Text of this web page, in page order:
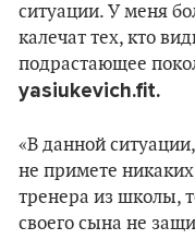
ситуации. У меня
калечат тех, кто
подрастающее
yasiukevich.fit.
«В данной
не примете
тренера из школы,
своего сына не